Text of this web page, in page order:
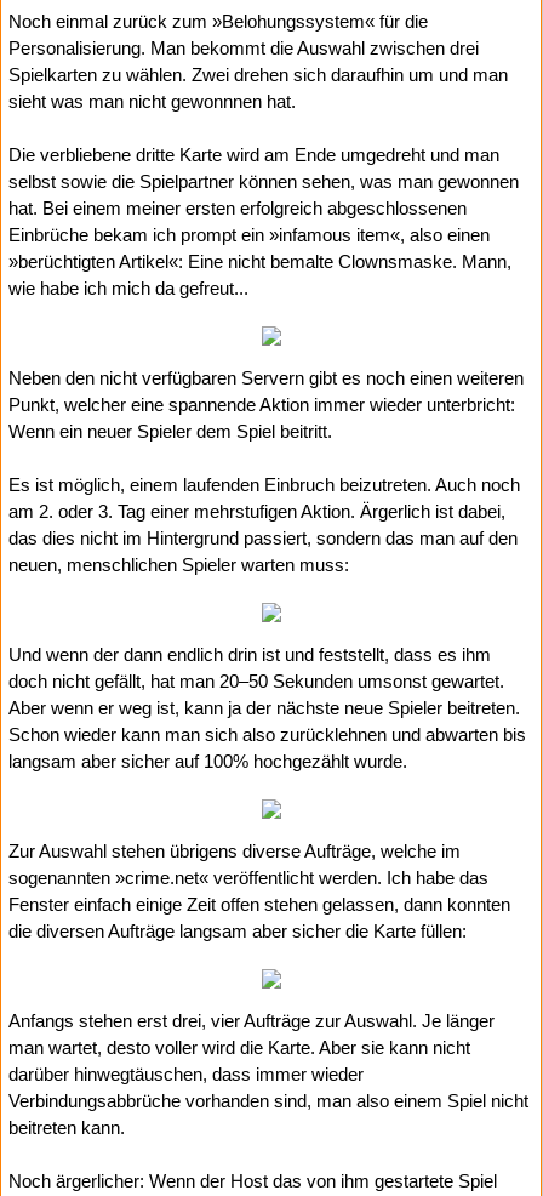
Noch einmal zurück zum »Belohungssystem« für die
Personalisierung. Man bekommt die Auswahl zwischen drei
Spielkarten zu wählen. Zwei drehen sich daraufhin um und man
sieht was man nicht gewonnnen hat.
Die verbliebene dritte Karte wird am Ende umgedreht und man
selbst sowie die Spielpartner können sehen, was man gewonnen
hat. Bei einem meiner ersten erfolgreich abgeschlossenen
Einbrüche bekam ich prompt ein »infamous item«, also einen
»berüchtigten Artikel«: Eine nicht bemalte Clownsmaske. Mann,
wie habe ich mich da gefreut...
Neben den nicht verfügbaren Servern gibt es noch einen weiteren
Punkt, welcher eine spannende Aktion immer wieder unterbricht:
Wenn ein neuer Spieler dem Spiel beitritt.
Es ist möglich, einem laufenden Einbruch beizutreten. Auch noch
am 2. oder 3. Tag einer mehrstufigen Aktion. Ärgerlich ist dabei,
das dies nicht im Hintergrund passiert, sondern das man auf den
neuen, menschlichen Spieler warten muss:
Und wenn der dann endlich drin ist und feststellt, dass es ihm
doch nicht gefällt, hat man 20–50 Sekunden umsonst gewartet.
Aber wenn er weg ist, kann ja der nächste neue Spieler beitreten.
Schon wieder kann man sich also zurücklehnen und abwarten bis
langsam aber sicher auf 100% hochgezählt wurde.
Zur Auswahl stehen übrigens diverse Aufträge, welche im
sogenannten »crime.net« veröffentlicht werden. Ich habe das
Fenster einfach einige Zeit offen stehen gelassen, dann konnten
die diversen Aufträge langsam aber sicher die Karte füllen:
Anfangs stehen erst drei, vier Aufträge zur Auswahl. Je länger
man wartet, desto voller wird die Karte. Aber sie kann nicht
darüber hinwegtäuschen, dass immer wieder
Verbindungsabbrüche vorhanden sind, man also einem Spiel nicht
beitreten kann.
Noch ärgerlicher: Wenn der Host das von ihm gestartete Spiel